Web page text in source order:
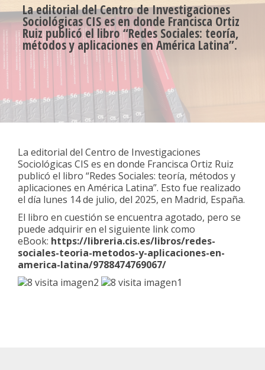
La editorial del Centro de Investigaciones
Sociológicas CIS es en donde Francisca Ortiz
Ruiz publicó el libro “Redes Sociales: teoría,
métodos y aplicaciones en América Latina”.
La editorial del Centro de Investigaciones
Sociológicas CIS es en donde Francisca Ortiz Ruiz
publicó el libro “Redes Sociales: teoría, métodos y
aplicaciones en América Latina”. Esto fue realizado
el día lunes 14 de julio, del 2025, en Madrid, España.
El libro en cuestión se encuentra agotado, pero se
puede adquirir en el siguiente link como
eBook: https://libreria.cis.es/libros/redes-
sociales-teoria-metodos-y-aplicaciones-en-
america-latina/9788474769067/